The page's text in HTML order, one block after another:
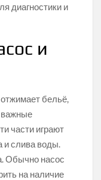
диагностики и
и
бельё,
важные
части играют
и слива воды.
Обычно насос
на наличие